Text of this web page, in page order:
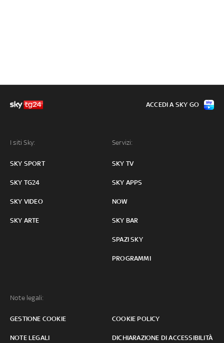
I siti Sky:
SKY SPORT
SKY TG24
SKY VIDEO
SKY ARTE
Servizi:
SKY TV
SKY APPS
NOW
SKY BAR
SPAZI SKY
PROGRAMMI
Note legali:
GESTIONE COOKIE COOKIE POLICY
NOTE LEGALI DICHIARAZIONE DI ACCESSIBILITÀ
ACCEDI A SKY GO